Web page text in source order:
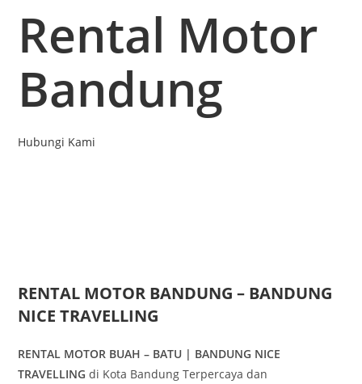
Rental Motor
Bandung
Hubungi Kami
RENTAL MOTOR BANDUNG – BANDUNG
NICE TRAVELLING
RENTAL MOTOR BUAH – BATU | BANDUNG NICE
TRAVELLING di Kota Bandung Terpercaya dan